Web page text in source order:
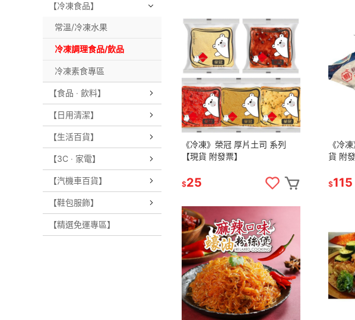
【冷凍食品】
常溫/冷凍水果
冷凍調理食品/飲品
冷凍素食專區
【食品 ‧ 飲料】
【日用清潔】
【生活百貨】
【3C ‧ 家電】
【汽機車百貨】
【鞋包服飾】
【精選免運專區】
《冷凍》榮冠 厚片土司 系列
【現貨 附發票】
$25
《冷
貨 附發
$115